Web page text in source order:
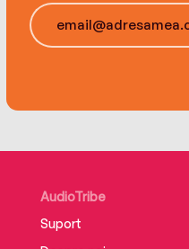
AudioTribe
Suport